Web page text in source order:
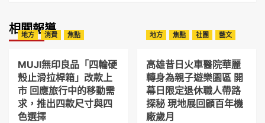
相關報導
地方 消費 焦點
MUJI無印良品「四輪硬
殼止滑拉桿箱」改款上
市 回應旅行中的移動需
求，推出四款尺寸與四
色選擇
地方 焦點 社團 藝文
高雄昔日火車醫院華麗
轉身為親子遊樂園區 開
幕日限定退休職人帶路
探秘 現地展回顧百年機
廠歲月